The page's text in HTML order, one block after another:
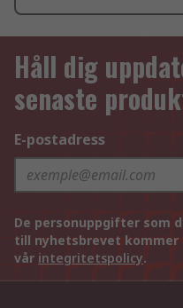
Håll dig
senaste
E-postadress
De personuppgifter som
till nyhetsbrevet kommer
vår integritetspolicy.